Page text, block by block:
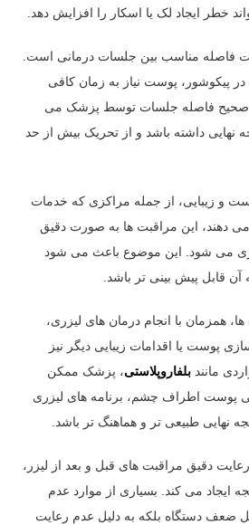
خطر ایجاد لک یا اسکار را افزایش دهد.
فاصله مناسب بین جلسات درمانی است.
پیکوشور، پوست نیاز به زمان کافی
صحیح فاصله جلسات توسط پزشک می
نهایی داشته باشد و از تحریک بیش از حد
و زیبایی، از جمله مراکزی که خدمات
می دهند، این مراقبت ها به صورت دقیق
می شود. این موضوع باعث می شود
آن قابل پیش بینی تر باشد.
همزمان با انجام درمان های لیزری،
پوست یا اقدامات زیبایی دیگر نیز
مانندبلفاروپلاستی، پزشک ممکن
پوست اطراف چشم، برنامه های لیزری
نهایی طبیعی تر و هماهنگ تر باشد.
رعایت دقیق مراقبت های قبل و بعد از لیزر،
ایجاد می کند. بسیاری از موارد عدم
ضعف دستگاه بلکه به دلیل عدم رعایت